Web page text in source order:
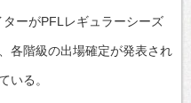
ーがPFLレギュラーシーズ
各階級の出場確定が発表され
いる。